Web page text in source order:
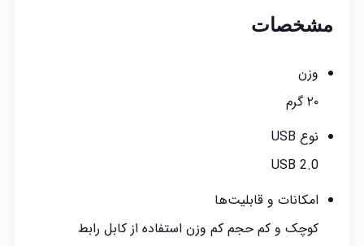
مشخصات
وزن
۲۰ گرم
نوع USB
USB 2.0
امکانات و قابلیت‌ها
کوچک و کم حجم کم وزن استفاده از کابل رابط